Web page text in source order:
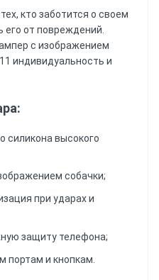
кто заботится о своем
от повреждений.
с изображением
индивидуальность и
силикона высокого
собачки;
при ударах и
защиту телефона;
портам и кнопкам.